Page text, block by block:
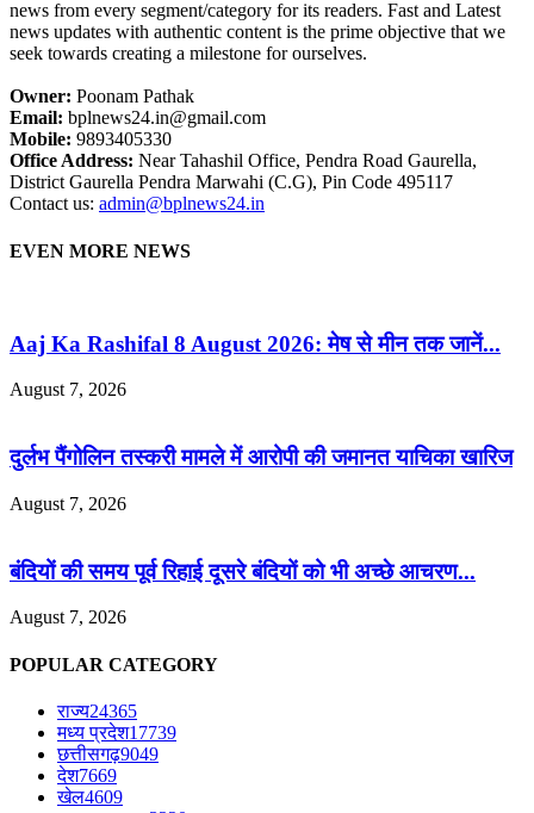
news from every segment/category for its readers. Fast and Latest
news updates with authentic content is the prime objective that we
seek towards creating a milestone for ourselves.
Owner: Poonam Pathak
Email: bplnews24.in@gmail.com
Mobile: 9893405330
Office Address: Near Tahashil Office, Pendra Road Gaurella,
District Gaurella Pendra Marwahi (C.G), Pin Code 495117
Contact us: admin@bplnews24.in
EVEN MORE NEWS
Aaj Ka Rashifal 8 August 2026: मेष से मीन तक जानें...
August 7, 2026
दुर्लभ पैंगोलिन तस्करी मामले में आरोपी की जमानत याचिका खारिज
August 7, 2026
बंदियों की समय पूर्व रिहाई दूसरे बंदियों को भी अच्छे आचरण...
August 7, 2026
POPULAR CATEGORY
राज्य24365
मध्य प्रदेश17739
छत्तीसगढ़9049
देश7669
खेल4609